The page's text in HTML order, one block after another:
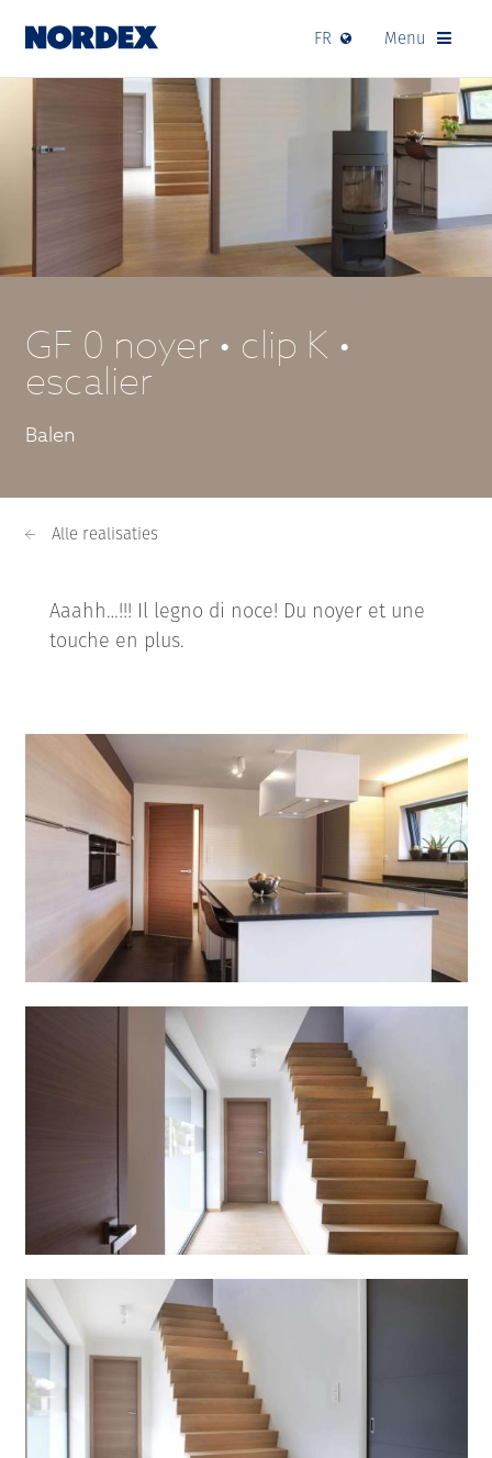
FR Menu
GF 0 noyer • clip K •
escalier
Balen
Alle realisaties
Aaahh…!!! Il legno di noce! Du noyer et une
touche en plus.